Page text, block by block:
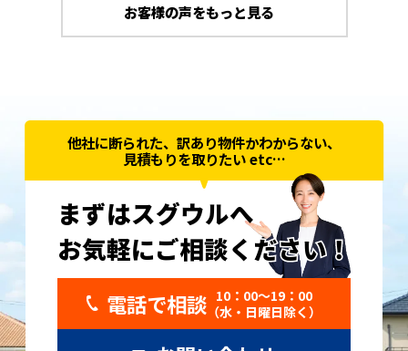
お客様の声をもっと見る
他社に断られた、訳あり物件かわからない、
見積もりを取りたい etc…
まずはスグウルへ
お気軽にご相談ください！
お気軽にご相談ください！
電話で相談 10：00〜19：00
（水・日曜日除く）